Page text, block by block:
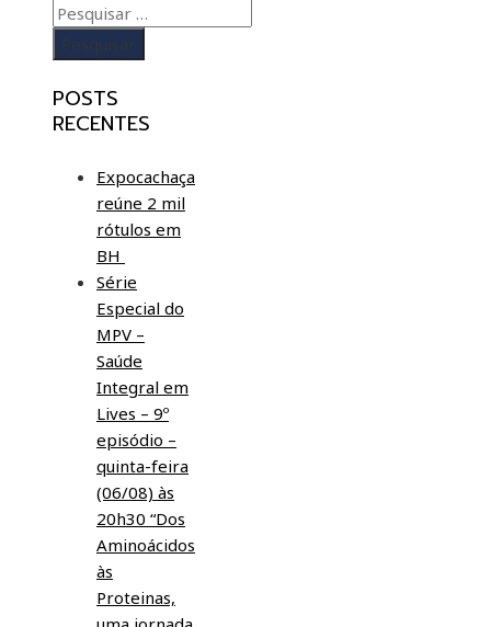
POSTS
RECENTES
Expocachaça
reúne 2 mil
rótulos em
BH
Série
Especial do
MPV –
Saúde
Integral em
Lives – 9º
episódio –
quinta-feira
(06/08) às
20h30 “Dos
Aminoácidos
às
Proteinas,